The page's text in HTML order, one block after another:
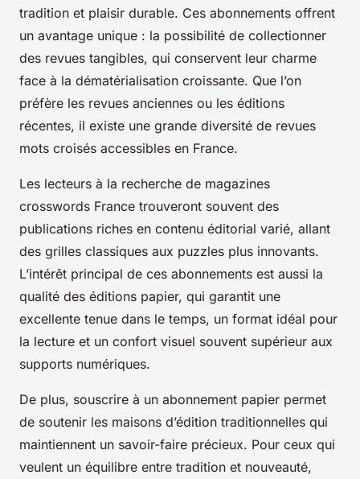
tradition et plaisir durable. Ces abonnements offrent
un avantage unique : la possibilité de collectionner
des revues tangibles, qui conservent leur charme
face à la dématérialisation croissante. Que l’on
préfère les revues anciennes ou les éditions
récentes, il existe une grande diversité de revues
mots croisés accessibles en France.
Les lecteurs à la recherche de magazines
crosswords France trouveront souvent des
publications riches en contenu éditorial varié, allant
des grilles classiques aux puzzles plus innovants.
L’intérêt principal de ces abonnements est aussi la
qualité des éditions papier, qui garantit une
excellente tenue dans le temps, un format idéal pour
la lecture et un confort visuel souvent supérieur aux
supports numériques.
De plus, souscrire à un abonnement papier permet
de soutenir les maisons d’édition traditionnelles qui
maintiennent un savoir-faire précieux. Pour ceux qui
veulent un équilibre entre tradition et nouveauté,